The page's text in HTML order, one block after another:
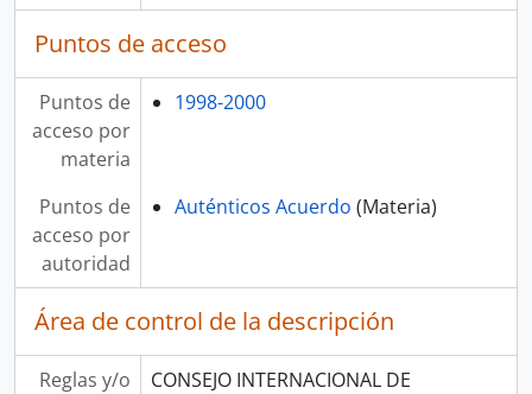
Puntos de acceso
Puntos de
acceso por
materia
1998-2000
Puntos de
acceso por
autoridad
Auténticos Acuerdo (Materia)
Área de control de la descripción
Reglas y/o
CONSEJO INTERNACIONAL DE